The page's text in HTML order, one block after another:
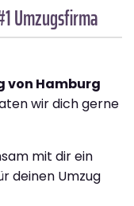
Umzugsfirma
von Hamburg
wir dich gerne
mit dir ein
deinen Umzug